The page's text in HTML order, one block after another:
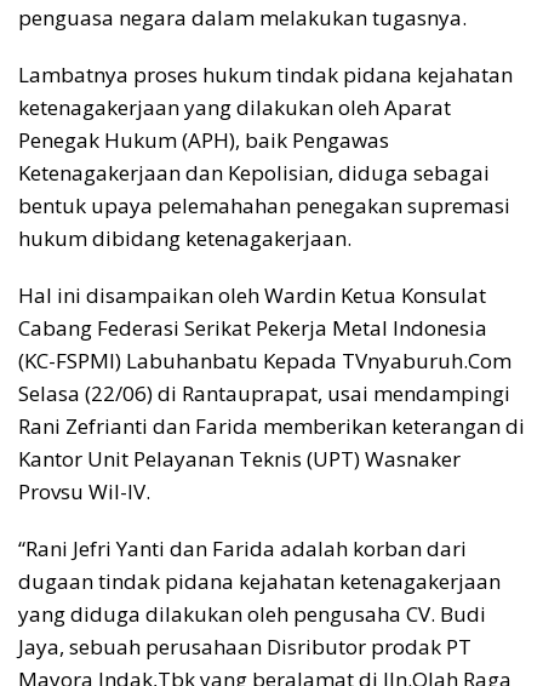
penguasa negara dalam melakukan tugasnya.
Lambatnya proses hukum tindak pidana kejahatan
ketenagakerjaan yang dilakukan oleh Aparat
Penegak Hukum (APH), baik Pengawas
Ketenagakerjaan dan Kepolisian, diduga sebagai
bentuk upaya pelemahahan penegakan supremasi
hukum dibidang ketenagakerjaan.
Hal ini disampaikan oleh Wardin Ketua Konsulat
Cabang Federasi Serikat Pekerja Metal Indonesia
(KC-FSPMI) Labuhanbatu Kepada TVnyaburuh.Com
Selasa (22/06) di Rantauprapat, usai mendampingi
Rani Zefrianti dan Farida memberikan keterangan di
Kantor Unit Pelayanan Teknis (UPT) Wasnaker
Provsu Wil-IV.
“Rani Jefri Yanti dan Farida adalah korban dari
dugaan tindak pidana kejahatan ketenagakerjaan
yang diduga dilakukan oleh pengusaha CV. Budi
Jaya, sebuah perusahaan Disributor prodak PT
Mayora Indak,Tbk yang beralamat di Jln.Olah Raga